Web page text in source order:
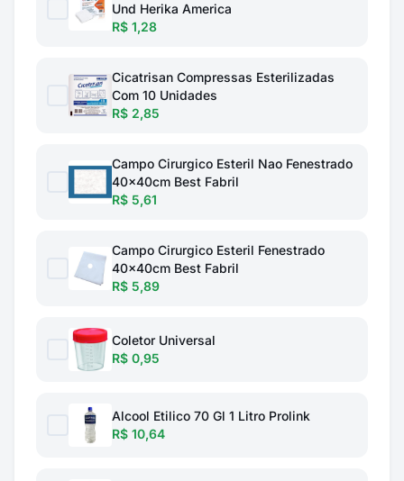
Und Herika America
R$ 1,28
Cicatrisan Compressas Esterilizadas
Com 10 Unidades
R$ 2,85
Campo Cirurgico Esteril Nao Fenestrado
40x40cm Best Fabril
R$ 5,61
Campo Cirurgico Esteril Fenestrado
40x40cm Best Fabril
R$ 5,89
Coletor Universal
R$ 0,95
Alcool Etilico 70 Gl 1 Litro Prolink
R$ 10,64